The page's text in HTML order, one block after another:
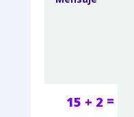
15 + 2 =